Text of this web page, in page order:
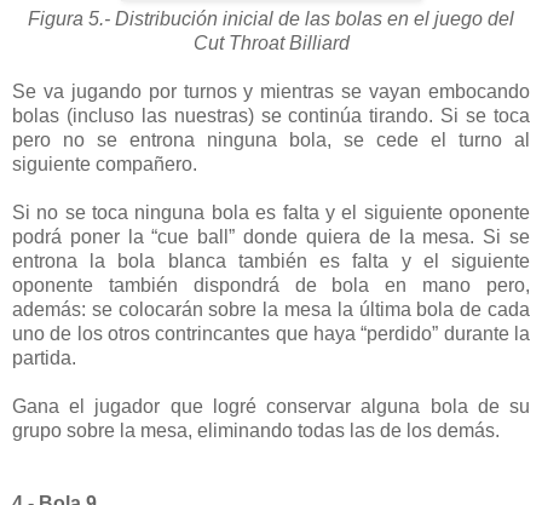
Figura 5.- Distribución inicial de las bolas en el juego del
Cut Throat Billiard
Se va jugando por turnos y mientras se vayan embocando
bolas (incluso las nuestras) se continúa tirando. Si se toca
pero no se entrona ninguna bola, se cede el turno al
siguiente compañero.
Si no se toca ninguna bola es falta y el siguiente oponente
podrá poner la “cue ball” donde quiera de la mesa. Si se
entrona la bola blanca también es falta y el siguiente
oponente también dispondrá de bola en mano pero,
además: se colocarán sobre la mesa la última bola de cada
uno de los otros contrincantes que haya “perdido” durante la
partida.
Gana el jugador que logré conservar alguna bola de su
grupo sobre la mesa, eliminando todas las de los demás.